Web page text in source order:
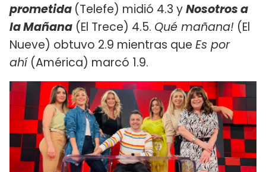
prometida (Telefe) midió 4.3 yNosotros a
la Mañana (El Trece) 4.5. Qué mañana! (El
Nueve) obtuvo 2.9 mientras que Es por
ahí(América) marcó 1.9.